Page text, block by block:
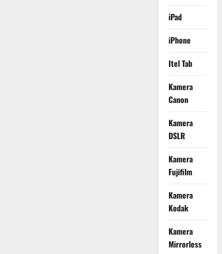
iPad
iPhone
Itel Tab
Kamera
Canon
Kamera
DSLR
Kamera
Fujifilm
Kamera
Kodak
Kamera
Mirrorless